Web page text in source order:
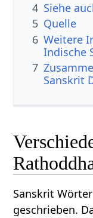
4 Siehe
5 Quelle
6 Weitere
Indische
7
Sanskrit
Sanskrit
geschrieben.